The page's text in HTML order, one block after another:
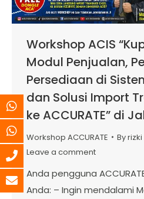
Workshop ACIS
Modul Penjualan,
Persediaan di
dan Solusi Import
ke ACCURATE” di
Workshop ACCURATE Byrizki
Leave a comment
Anda pengguna
Anda: – Ingin mendalami